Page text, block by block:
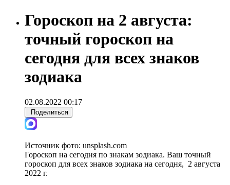
Гороскоп на 2 августа:
точный гороскоп на
сегодня для всех знаков
зодиака
02.08.2022 00:17
Поделиться
Источник фото: unsplash.com
Гороскоп на сегодня по знакам зодиака. Ваш точный
гороскоп для всех знаков зодиака на сегодня, 2 августа
2022 г.